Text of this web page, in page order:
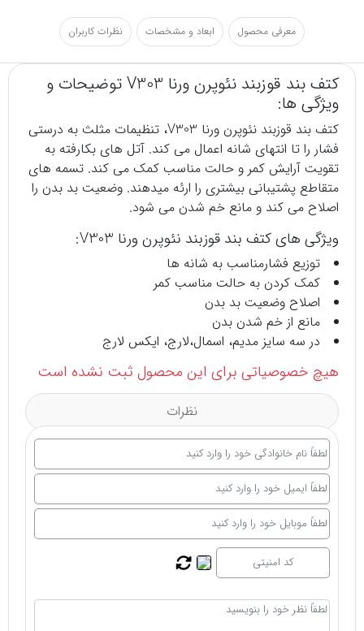
معرفی محصول ابعاد و مشخصات نظرات کاربران
کتف بند قوزبند نئوپرن ورنا V303 توضیحات و
ویژگی ها:
کتف بند قوزبند نئوپرن ورنا V303، تنظیمات مثلث به درستی
فشار را تا انتهای شانه اعمال می کند. آتل های بکارفته به
تقویت آرایش کمر و حالت مناسب کمک می کند. تسمه های
متقاطع پشتیبانی بیشتری را ارئه میدهند. وضعیت بد بدن را
اصلاح می کند و مانع خم شدن می شود.
ویژگی های کتف بند قوزبند نئوپرن ورنا V303:
توزیع فشارمناسب به شانه ها
کمک کردن به حالت مناسب کمر
اصلاح وضعیت بد بدن
مانع از خم شدن بدن
در سه سایز مدیم، اسمال،لارج، ایکس لارج
هیچ خصوصیاتی برای این محصول ثبت نشده است
نظرات